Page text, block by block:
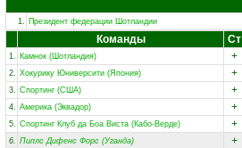
1. Президент федерации Шотландии
Команды Ст
1. Камнок (Шотландия) +
2. Хокурику Юниверсити (Япония) +
3. Спортинг (США) +
4. Америка (Эквадор) +
5. Спортинг Клуб да Боа Виста (Кабо-Верде) +
6. Пиплс Дифенс Форс (Уганда) +